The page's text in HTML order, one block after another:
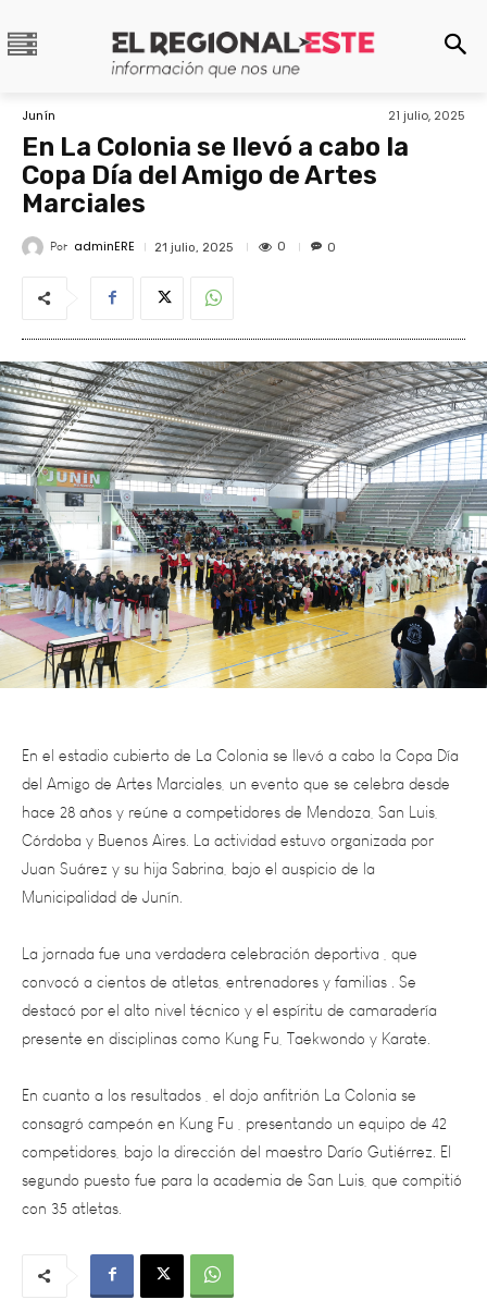
Junín 21 julio, 2025
En La Colonia se llevó a cabo la
Copa Día del Amigo de Artes
Marciales
Por adminERE 21 julio, 2025 0 0
En el estadio cubierto de La Colonia se llevó a cabo la Copa Día
del Amigo de Artes Marciales, un evento que se celebra desde
hace 28 años y reúne a competidores de Mendoza, San Luis,
Córdoba y Buenos Aires. La actividad estuvo organizada por
Juan Suárez y su hija Sabrina, bajo el auspicio de la
Municipalidad de Junín.
La jornada fue una verdadera celebración deportiva , que
convocó a cientos de atletas, entrenadores y familias . Se
destacó por el alto nivel técnico y el espíritu de camaradería
presente en disciplinas como Kung Fu, Taekwondo y Karate.
En cuanto a los resultados , el dojo anfitrión La Colonia se
consagró campeón en Kung Fu , presentando un equipo de 42
competidores, bajo la dirección del maestro Darío Gutiérrez. El
segundo puesto fue para la academia de San Luis, que compitió
con 35 atletas.